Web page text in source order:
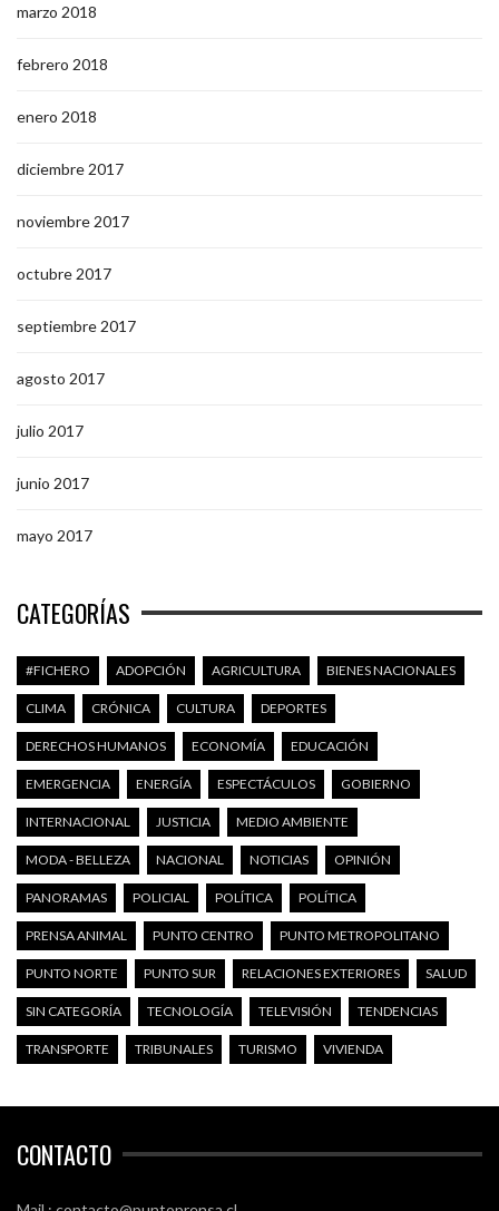
marzo 2018
febrero 2018
enero 2018
diciembre 2017
noviembre 2017
octubre 2017
septiembre 2017
agosto 2017
julio 2017
junio 2017
mayo 2017
CATEGORÍAS
#FICHERO ADOPCIÓN AGRICULTURA BIENES NACIONALES
CLIMA CRÓNICA CULTURA DEPORTES
DERECHOS HUMANOS ECONOMÍA EDUCACIÓN
EMERGENCIA ENERGÍA ESPECTÁCULOS GOBIERNO
INTERNACIONAL JUSTICIA MEDIO AMBIENTE
MODA - BELLEZA NACIONAL NOTICIAS OPINIÓN
PANORAMAS POLICIAL POLÍTICA POLÍTICA
PRENSA ANIMAL PUNTO CENTRO PUNTO METROPOLITANO
PUNTO NORTE PUNTO SUR RELACIONES EXTERIORES SALUD
SIN CATEGORÍA TECNOLOGÍA TELEVISIÓN TENDENCIAS
TRANSPORTE TRIBUNALES TURISMO VIVIENDA
CONTACTO